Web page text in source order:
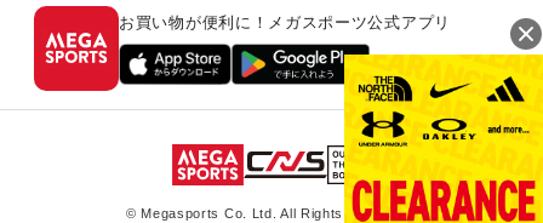
お買い物が便利に！メガスポーツ公式アプリ
© Megasports Co. Ltd. All Rights Reserved.